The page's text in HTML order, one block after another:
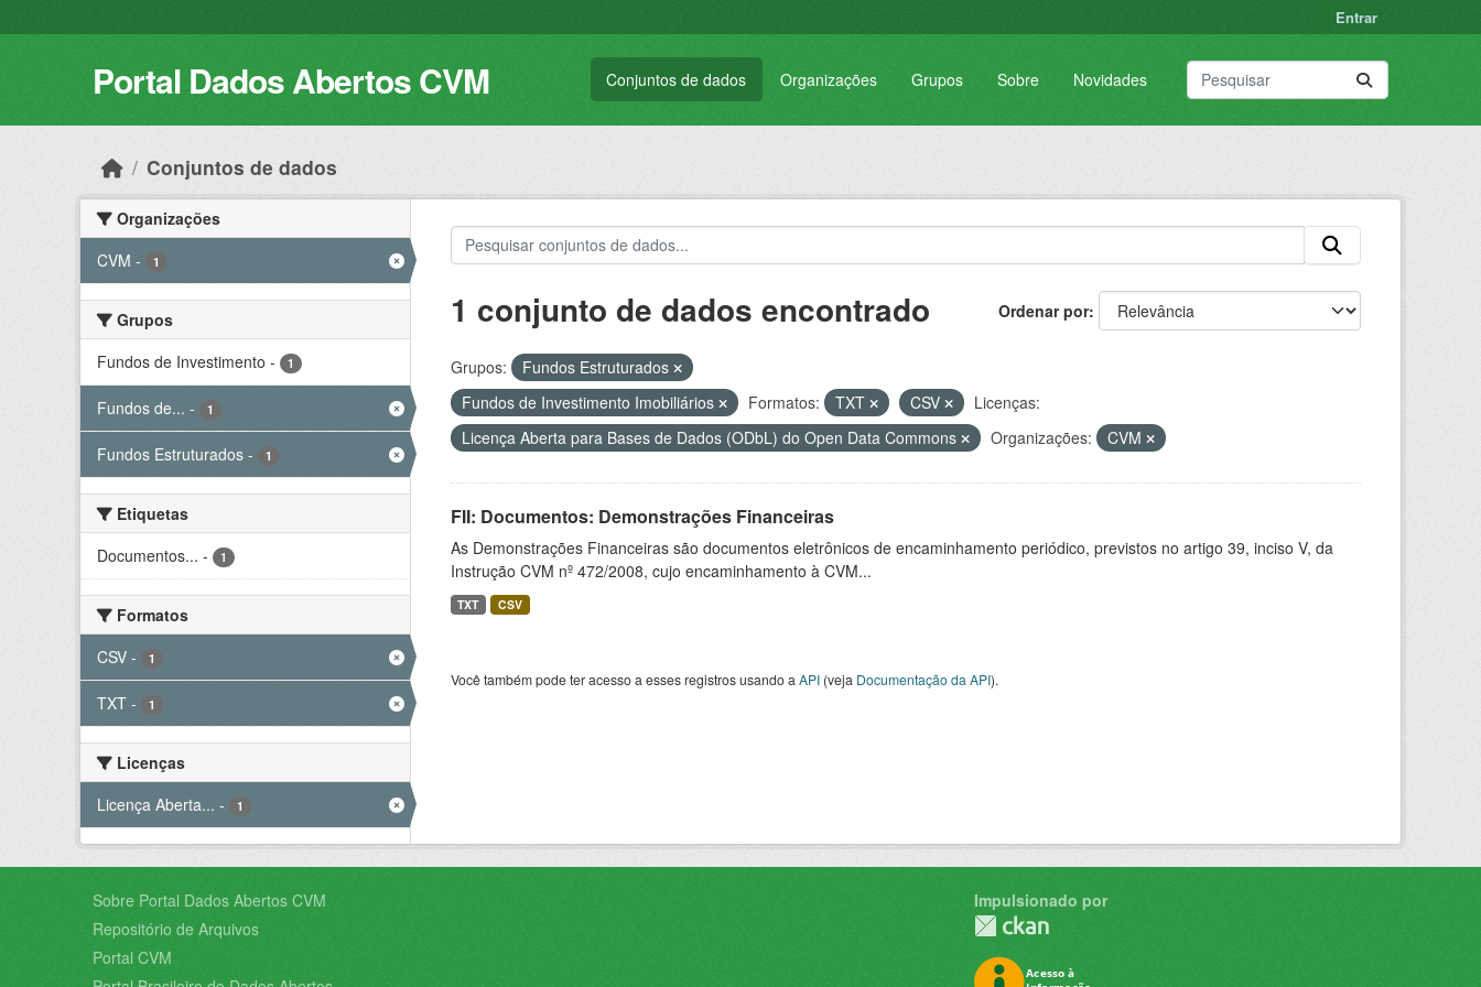
Entrar
Portal Dados Abertos CVM Conjuntos de dados Organizações Grupos Sobre Novidades
Conjuntos de dados
Organizações
CVM - 1
Grupos
Fundos de Investimento - 1
Fundos de... - 1
Fundos Estruturados - 1
Etiquetas
Documentos... - 1
Formatos
CSV - 1
TXT - 1
Licenças
Licença Aberta... - 1
Ordenar por
1 conjunto de dados encontrado
Grupos:
Fundos Estruturados
Fundos de Investimento Imobiliários
Formatos: TXT CSV
Licenças:
Licença Aberta para Bases de Dados (ODbL) do Open Data Commons
Organizações: CVM
FII: Documentos: Demonstrações Financeiras
As Demonstrações Financeiras são documentos eletrônicos de encaminhamento periódico, previstos no artigo 39, inciso V, da
Instrução CVM nº 472/2008, cujo encaminhamento à CVM...
TXT CSV
Você também pode ter acesso a esses registros usando a API(veja Documentação da API).
Sobre Portal Dados Abertos CVM
Repositório de Arquivos
Portal CVM
Impulsionado por